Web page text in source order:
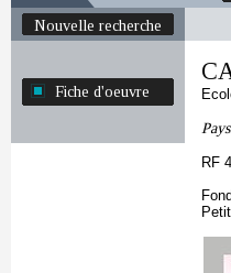
Nouvelle recherche
Fiche d'oeuvre
RF